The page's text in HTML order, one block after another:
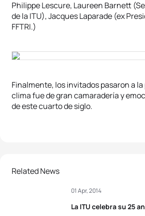
Philippe Lescure, Laureen Barnett
de la ITU), Jacques Laparade (ex
FFTRI.)
Finalmente, los invitados pasaron a la
clima fue de gran camaradería y
de este cuarto de siglo.
Related News
La ITU celebra su 25
01 Apr, 2014